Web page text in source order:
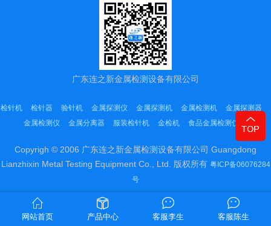
网站首页 产品中心 客服李生 客服陈生
广东连之新金属检测设备有限公司
检针机 检针器 验针机 金属探测仪 金属探测机 金属检测机
金属探测器
金属检测仪
金属分离器 服装检针机 金检机 食品金属检测仪
Copyrigh © 2006 广东连之新金属检测设备有限公司 Guangdong
Lianzhixin Metal Testing Equipment Co., Ltd. 版权所有 粤ICP备06076284
号